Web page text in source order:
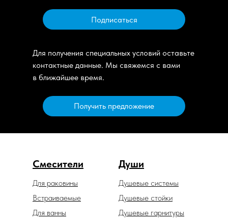
Подписаться
Для получения специальных условий оставьте
контактные данные. Мы свяжемся с вами
в ближайшее время.
Получить предложение
Смесители Души
Душевые гарнитуры
Душевые системы
Встраиваемые
Для ванны
Для раковины
Душевые стойки